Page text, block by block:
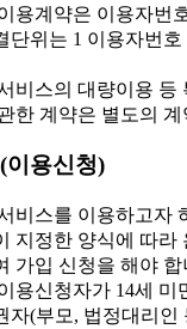
용계약은 이용자번
단위는 1 이용자번호
비스의 대량이용 등
한 계약은 별도의
이용신청)
비스를 이용하고자
지정한 양식에 따라
가입 신청을 해야 합
용신청자가 14세 미
자(부모, 법정대리인